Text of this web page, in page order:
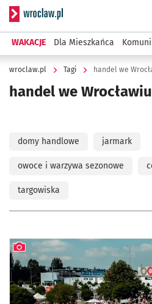
Serwis informacyjny
WAKACJE Dla Mieszkańca
wroclaw.pl Tagi handel we
handel we Wrocławiu
domy handlowe jarmark
owoce i warzywa sezonowe
targowiska